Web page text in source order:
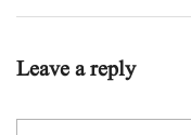
Leave a reply